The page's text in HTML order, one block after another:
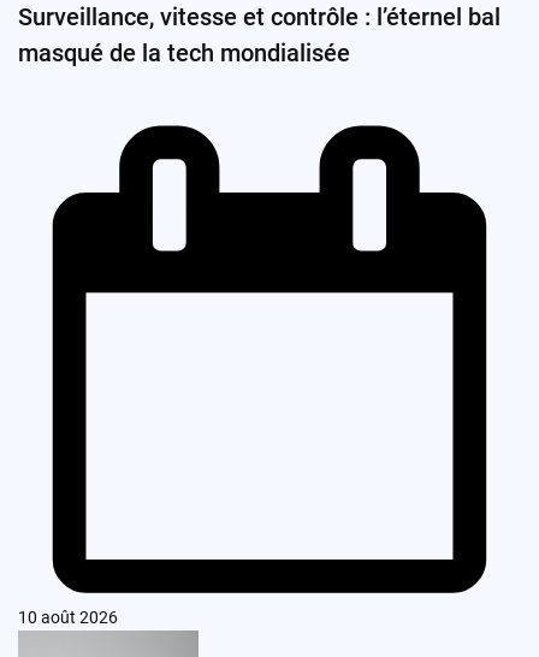
Surveillance, vitesse et contrôle : l’éternel bal
masqué de la tech mondialisée
10 août 2026